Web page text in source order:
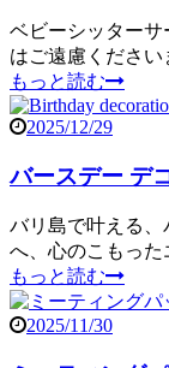
ベビーシッターサ
はご遠慮ください
もっと読む
2025/12/29
バースデー デ
バリ島で叶える
へ、心のこもった
もっと読む
2025/11/30